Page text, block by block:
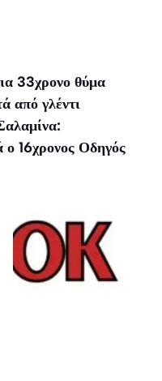
33χρονο θύμα
από γλέντι
16χρονος Οδηγός